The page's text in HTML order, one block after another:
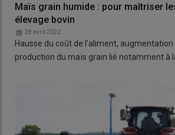
Maïs grain humide : pour maîtriser
élevage bovin
28 avril 2022
Hausse du coût de l’aliment,
production du maïs grain lié notamment à